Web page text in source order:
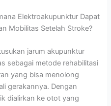
Elektroakupunktur Dapat
Mobilitas Setelah Stroke?
jarum akupunktur
sebagai metode rehabilitasi
yang bisa menolong
gerakannya. Dengan
dialirkan ke otot yang